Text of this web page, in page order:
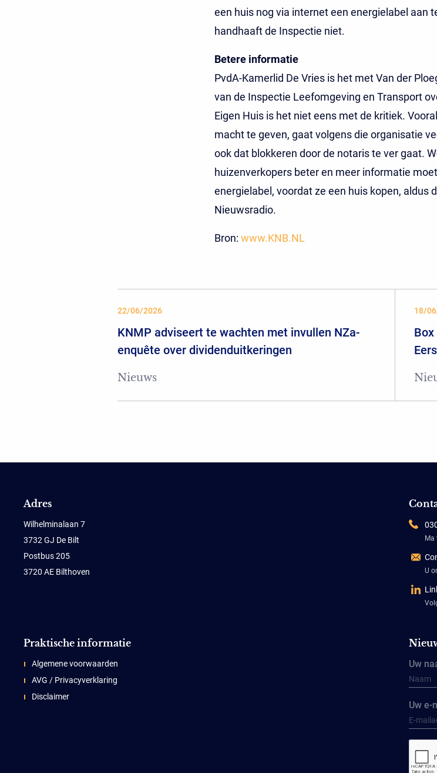
een huis nog via internet een energielabel aan
handhaaft de Inspectie niet.
Betere informatie
PvdA-Kamerlid De Vries is het met Van der
van de Inspectie Leefomgeving en Transport
Eigen Huis is het niet eens met de kritiek.
macht te geven, gaat volgens die organisatie
ook dat blokkeren door de notaris te ver gaat.
huizenverkopers beter en meer informatie
energielabel, voordat ze een huis kopen, aldus
Nieuwsradio.
Bron: www.KNB.NL
22/06/2026
KNMP adviseert te wachten met invullen NZa-
enquête over dividenduitkeringen
Nieuws
18/
Adres
Wilhelminalaan 7
3732 GJ De Bilt
Postbus 205
3720 AE Bilthoven
U
Praktische informatie
Algemene voorwaarden
AVG / Privacyverklaring
Disclaimer
Uw
Uw e-